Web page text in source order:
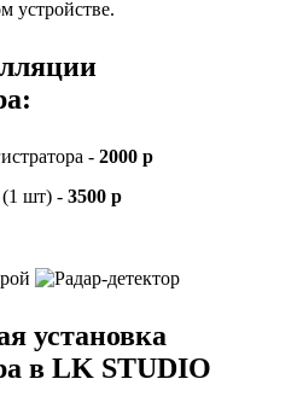
устройстве.
- 2000 р
(1 шт) - 3500 р
установка
в LK STUDIO